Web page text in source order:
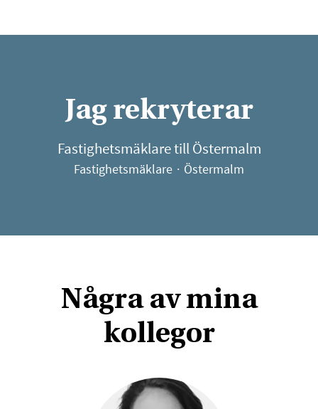
Jag rekryterar
Fastighetsmäklare till Östermalm
Fastighetsmäklare · Östermalm
Några av mina
kollegor